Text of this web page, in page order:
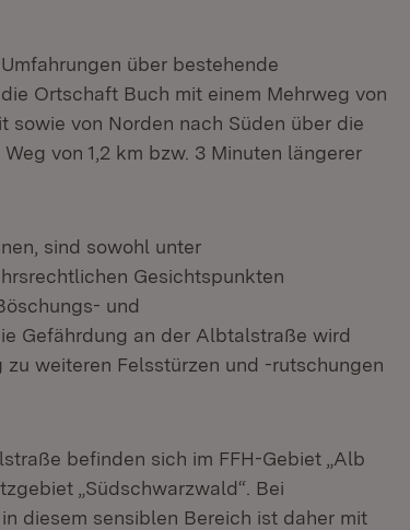
über bestehende
Ortschaft Buch mit einem Mehrweg von
sowie von Norden nach Süden über die
von 1,2 km bzw. 3 Minuten längerer
sind sowohl unter
Gesichtspunkten
und
Gefährdung an der Albtalstraße wird
weiteren Felsstürzen und -rutschungen
befinden sich im FFH-Gebiet „Alb
„Südschwarzwald“. Bei
diesem sensiblen Bereich ist daher mit